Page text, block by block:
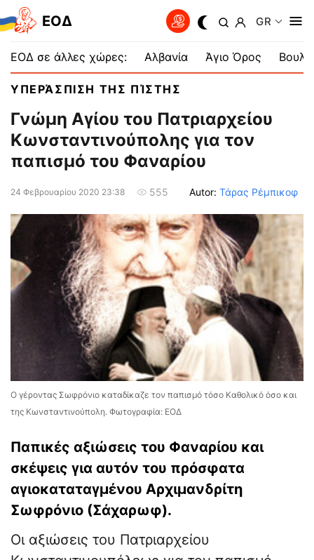
EOΔ GR
ΕΟΔ σε άλλες χώρες: Αλβανία Άγιο Όρος
ΥΠΕΡΆΣΠΙΣΗ ΤΗΣ ΠΊΣΤΗΣ
Γνώμη Αγίου του Πατριαρχείου
Κωνσταντινούπολης για τον
παπισμό του Φαναρίου
24 Φεβρουαρίου 2020 23:38 555 Autor: Τάρας Ρέμπικοφ
Ο γέροντας Σωφρόνιο καταδίκαζε τον παπισμό τόσο Καθολικό όσο και
της Κωνσταντινούπολη. Φωτογραφία: ΕΟΔ
Παπικές αξιώσεις του Φαναρίου και
σκέψεις για αυτόν του πρόσφατα
αγιοκαταταγμένου Αρχιμανδρίτη
Σωφρόνιο (Σάχαρωφ).
Οι αξιώσεις του Πατριαρχείου